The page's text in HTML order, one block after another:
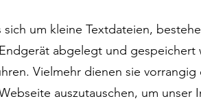
um kleine Textdateien,
abgelegt und gespeichert
Vielmehr dienen sie
auszutauschen, um unser